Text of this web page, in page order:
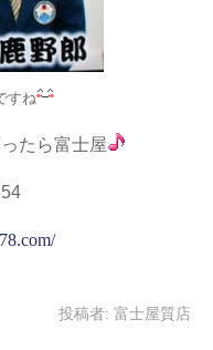
すね
たら富士屋
投稿者: 富士屋質店